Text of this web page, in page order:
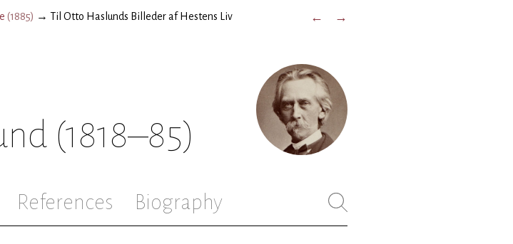
(1885) → Til Otto Haslunds Billeder af Hestens Liv ← →
(1818–85)
References Biography